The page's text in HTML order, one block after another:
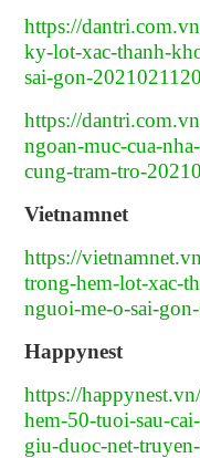
https://
ky-lot-xac-thanh-
sai-gon-
https://
ngoan-muc-cua-
cung-tram-tro-
Vietnamnet
https://
trong-hem-lot-xac-
nguoi-me-o-sai-
Happynest
https://
hem-50-tuoi-sau-
giu-duoc-net-